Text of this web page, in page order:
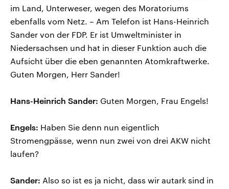
im Land, Unterweser, wegen des Moratoriums
ebenfalls vom Netz. – Am Telefon ist Hans-Heinrich
Sander von der FDP. Er ist Umweltminister in
Niedersachsen und hat in dieser Funktion auch die
Aufsicht über die eben genannten Atomkraftwerke.
Guten Morgen, Herr Sander!
Hans-Heinrich Sander: Guten Morgen, Frau Engels!
Engels: Haben Sie denn nun eigentlich
Stromengpässe, wenn nun zwei von drei AKW nicht
laufen?
Sander: Also so ist es ja nicht, dass wir autark sind in